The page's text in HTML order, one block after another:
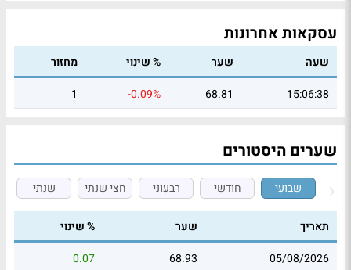
עסקאות אחרונות
שעה שער % שינוי
מחזור
15:06:38
68.81
-0.09%
1
שערים היסטורים
שבועי חודשי רבעוני חצי שנתי שנתי
תאריך שער
% שינוי
05/08/2026
68.93
0.07